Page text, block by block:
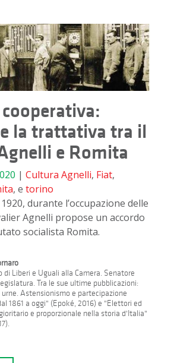
la trattativa tra il
e Romita
| Cultura Agnelli, Fiat,
, e torino
durante l’occupazione delle
Agnelli propose un accordo
socialista Romita.
di Liberi e Uguali alla Camera. Senatore
Tra le sue ultime pubblicazioni:
urne. Astensionismo e partecipazione
1861 a oggi" (Epoké, 2016) e "Elettori ed
e proporzionale nella storia d'Italia"